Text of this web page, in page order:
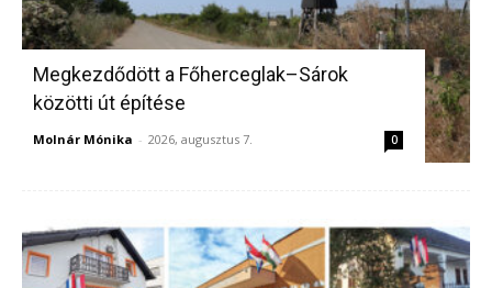
Megkezdődött a Főherceglak–Sárok
közötti út építése
Molnár Mónika - 2026, augusztus 7. 0